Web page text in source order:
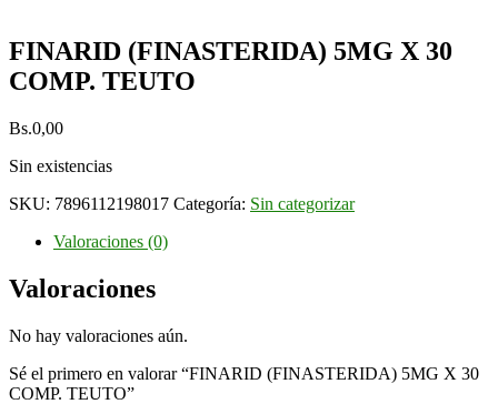
FINARID (FINASTERIDA) 5MG X 30
COMP. TEUTO
Bs.0,00
Sin existencias
SKU: 7896112198017 Categoría: Sin categorizar
Valoraciones (0)
Valoraciones
No hay valoraciones aún.
Sé el primero en valorar “FINARID (FINASTERIDA) 5MG X 30
COMP. TEUTO”